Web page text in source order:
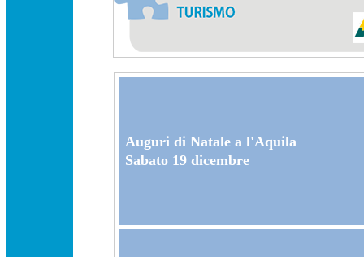
Auguri di Natale a l'Aquila
Sabato 19 dicembre